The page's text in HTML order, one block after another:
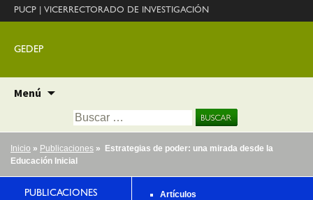
PUCP VICERRECTORADO DE INVESTIGACIÓN
GEDEP
Menú
contenido
Buscar:
Inicio » Publicaciones » Estrategias de poder: una mirada desde la
Educación Inicial
PUBLICACIONES
Artículos